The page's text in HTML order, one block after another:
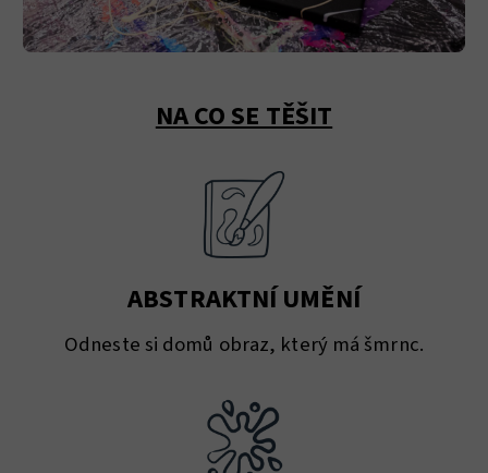
NA CO SE TĚŠIT
ABSTRAKTNÍ UMĚNÍ
Odneste si domů obraz, který má šmrnc.